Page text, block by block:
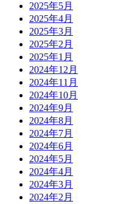
2025年5月
2025年4月
2025年3月
2025年2月
2025年1月
2024年12月
2024年11月
2024年10月
2024年9月
2024年8月
2024年7月
2024年6月
2024年5月
2024年4月
2024年3月
2024年2月